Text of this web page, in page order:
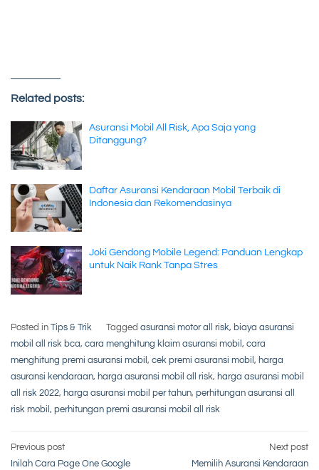
Related posts:
Asuransi Mobil All Risk, Apa Saja yang
Ditanggung?
Daftar Asuransi Kendaraan Mobil Terbaik di
Indonesia dan Rekomendasinya
Joki Gendong Mobile Legend: Panduan Lengkap
untuk Naik Rank Tanpa Stres
Posted in Tips & Trik Tagged asuransi motor all risk, biaya asuransi
mobil all risk bca, cara menghitung klaim asuransi mobil , cara
menghitung premi asuransi mobil , cek premi asuransi mobil , harga
asuransi kendaraan, harga asuransi mobil all risk, harga asuransi mobil
all risk 2022, harga asuransi mobil per tahun, perhitungan asuransi all
risk mobil , perhitungan premi asuransi mobil all risk
Post
Previous post
Inilah Cara Page One Google
Next post
Memilih Asuransi Kendaraan